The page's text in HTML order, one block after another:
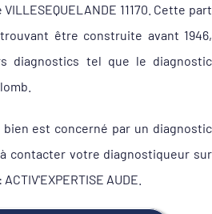
11170. Cette part
être construite avant 1946,
diagnostics tel que le diagnostic
est concerné par un diagnostic
contacter votre diagnostiqueur sur
AUDE.